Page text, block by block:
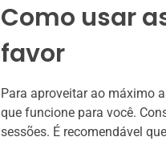
Como usar
favor
Para aproveitar ao máximo
que funcione para você.
sessões. É recomendável